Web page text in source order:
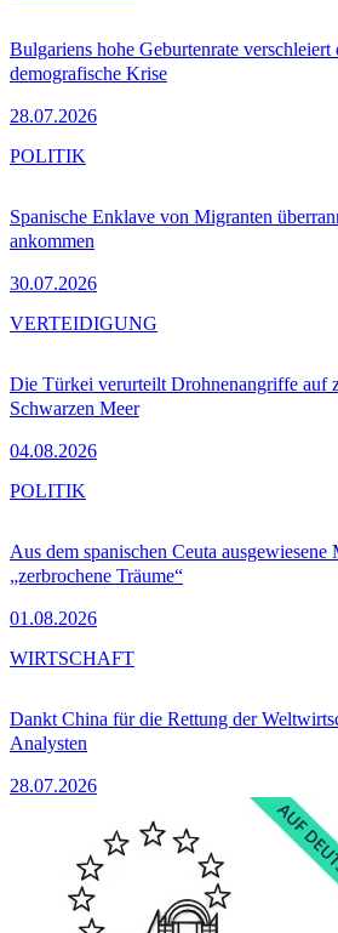
Bulgariens hohe Geburtenrate verschleiert
demografische Krise
28.07.2026
Spanische Enklave von Migranten
ankommen
30.07.2026
POLITIK
Die Türkei verurteilt Drohnenangriffe auf
Schwarzen Meer
04.08.2026
VERTEIDIGUNG
Aus dem spanischen Ceuta ausgewiesene
„zerbrochene Träume“
01.08.2026
POLITIK
Dankt China für die Rettung der
Analysten
28.07.2026
WIRTSCHAFT